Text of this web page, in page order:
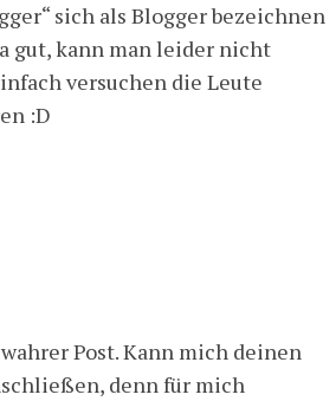
sich als Blogger bezeichnen
gut, kann man leider nicht
versuchen die Leute
:D
Post. Kann mich deinen
denn für mich